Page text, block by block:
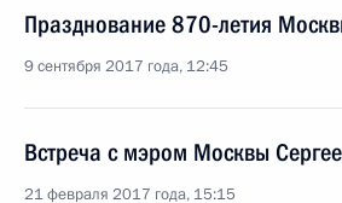
Празднование 870-летия
9 сентября 2017 года, 12:45
Встреча с мэром Москвы
21 февраля 2017 года, 15:15